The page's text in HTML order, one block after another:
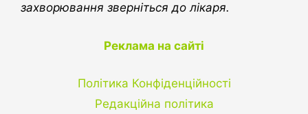
захворювання зверніться до лікаря.
Реклама на сайті
Політика Конфіденційності
Редакційна політика